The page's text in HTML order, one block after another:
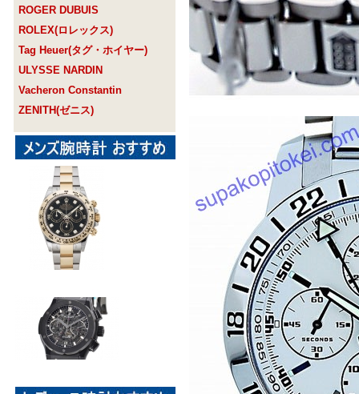
ROGER DUBUIS
ROLEX(ロレックス)
Tag Heuer(タグ・ホイヤー)
ULYSSE NARDIN
Vacheron Constantin
ZENITH(ゼニス)